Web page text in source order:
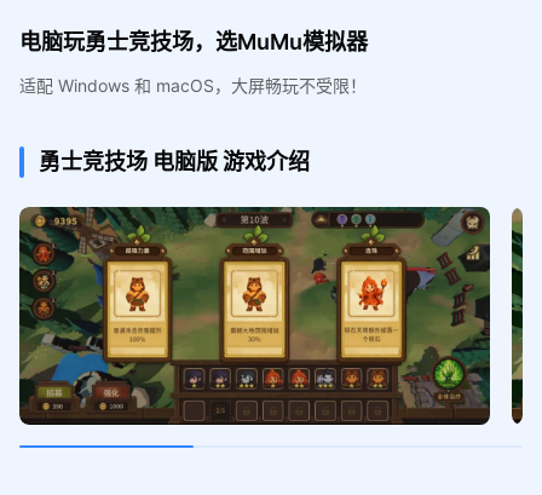
电脑玩勇士竞技场，选MuMu模拟器
适配 Windows 和 macOS，大屏畅玩不受限！
勇士竞技场 电脑版游戏介绍